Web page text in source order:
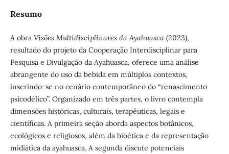
Resumo
A obra Visões Multidisciplinares da Ayahuasca(2023),
resultado do projeto da Cooperação Interdisciplinar para
Pesquisa e Divulgação da Ayahuasca, oferece uma análise
abrangente do uso da bebida em múltiplos contextos,
inserindo-se no cenário contemporâneo do “renascimento
psicodélico”. Organizado em três partes, o livro contempla
dimensões históricas, culturais, terapêuticas, legais e
científicas. A primeira seção aborda aspectos botânicos,
ecológicos e religiosos, além da bioética e da representação
midiática da ayahuasca. A segunda discute potenciais